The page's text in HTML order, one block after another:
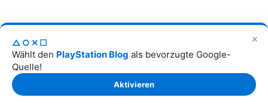
✕
△○✕☐
Wählt den PlayStation Blog als bevorzugte Google-
Quelle!
Aktivieren